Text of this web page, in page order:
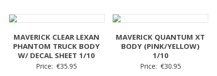
MAVERICK CLEAR LEXAN
PHANTOM TRUCK BODY
W/ DECAL SHEET 1/10
Price: €35.95
MAVERICK QUANTUM XT
BODY (PINK/YELLOW)
1/10
Price: €30.95